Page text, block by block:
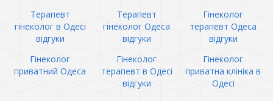
Терапевт
гінеколог в Одесі
відгуки
Терапевт
гінеколог Одеса
відгуки
Гінеколог
терапевт Одеса
відгуки
Гінеколог
приватний Одеса
Гінеколог
терапевт в Одесі
відгуки
Гінеколог
приватна клініка в
Одесі